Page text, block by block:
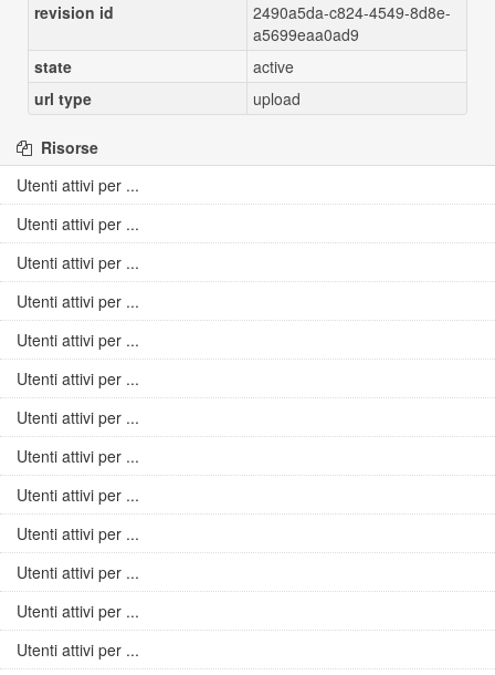
revision id
2490a5da-c824-4549-8d8e-
a5699eaa0ad9
state
active
url type
upload
Risorse
Utenti attivi per ...
Utenti attivi per ...
Utenti attivi per ...
Utenti attivi per ...
Utenti attivi per ...
Utenti attivi per ...
Utenti attivi per ...
Utenti attivi per ...
Utenti attivi per ...
Utenti attivi per ...
Utenti attivi per ...
Utenti attivi per ...
Utenti attivi per ...